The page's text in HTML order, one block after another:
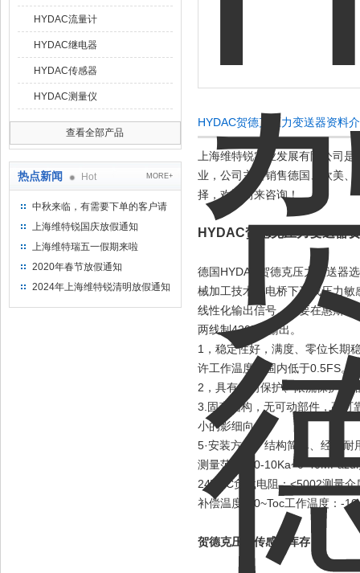
HYDAC流量计
HYDAC继电器
HYDAC传感器
HYDAC测量仪
查看全部产品
热点新闻 Hot MORE+
中秋来临，有需要下单的客户请
提前下单
上海维特锐国庆放假通知
上海维特瑞五一假期来啦
2020年春节放假通知
2024年上海维特锐清明放假通知
HYDAC贺德克压力变送器资料
上海维特锐实业发展有限公司
业，公司主要销售德国、欧美
择，欢迎前来咨询！
HYDAC贺德克压力变送器
德国HYDAC贺德克压力变送器
械加工技术在电桥下形成压力
线性化输出信号。只要在惠斯
两线制420MA输出。
1，稳定性好，满度、零位长期
许工作温度范围内低于0.5FS。
2，具有反向保护、限流保护电
3.固态结构，无可动部件，高可
小的影细向。
5·安装方便、结构简单、经济耐
测量范围：0-10Ka~0-
24VDC负载电阻：<5002测量
补偿温度：0~Toc工作温度：-
贺德克压力传感器库存：